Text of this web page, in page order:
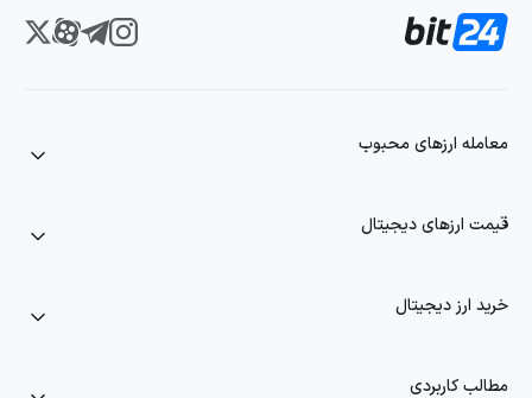
معامله ارزهای محبوب
قیمت ارزهای دیجیتال
خرید ارز دیجیتال
مطالب کاربردی